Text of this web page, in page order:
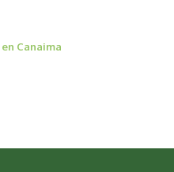
Canaima